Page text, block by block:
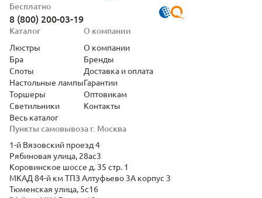
Бесплатно
8 (800) 200-03-19
Пункты самовывоза г. Москва
1-й Вязовский проезд 4
Рябиновая улица, 28ас3
Коровинское шоссе д. 35 стр. 1
МКАД 84-й км ТПЗ Алтуфьево 3А корпус 3
Тюменская улица, 5с16
Каталог
Люстры
Бра
Споты
Настольные лампы
Торшеры
Светильники
Весь каталог
О компании
О компании
Бренды
Доставка и оплата
Гарантии
Оптовикам
Контакты